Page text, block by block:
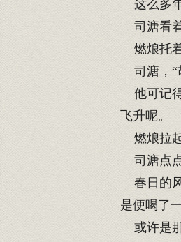
这么多年
司溏看
燃烺托
司溏，“
他可记
飞升呢。
燃烺拉
司溏点
春日的
是便喝了
或许是那